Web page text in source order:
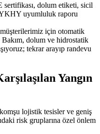
sertifikası, dolum etiketi, sicil
uyumluluk raporu
için otomatik
Bakım, dolum ve hidrostatik
tekrar arayıp randevu
Yangın
lojistik tesisler ve geniş
risk gruplarına özel önlem